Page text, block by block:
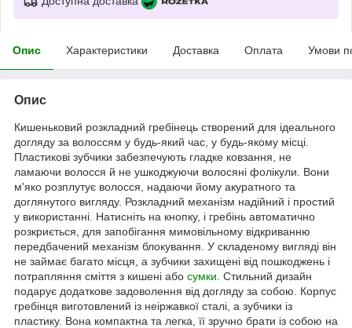
Опис Характеристики Доставка Оплата Умови
Опис
Кишеньковий розкладний гребінець створений для ідеального
догляду за волоссям у будь-який час, у будь-якому місці.
Пластикові зубчики забезпечують гладке ковзання, не
ламаючи волосся й не ушкоджуючи волосяні фолікули. Вони
м'яко розплутує волосся, надаючи йому акуратного та
доглянутого вигляду. Розкладний механізм надійний і простий
у використанні. Натисніть на кнопку, і гребінь автоматично
розкриється, для запобігання мимовільному відкриванню
передбачений механізм блокування. У складеному вигляді він
не займає багато місця, а зубчики захищені від пошкоджень і
потрапляння сміття з кишені або сумки . Стильний дизайн
подарує додаткове задоволення від догляду за собою. Корпус
гребінця виготовлений із неіржавкої сталі, а зубчики із
пластику. Вона компактна та легка, її зручно брати із собою на